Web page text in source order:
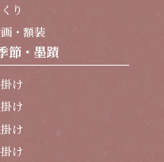
り
・額装
節・墨蹟
け
け
け
け